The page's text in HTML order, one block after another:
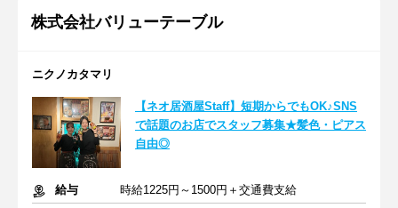
株式会社バリューテーブル
ニクノカタマリ
【ネオ居酒屋Staff】短期からでもOK♪SNS
で話題のお店でスタッフ募集★髪色・ピアス
自由◎
給与
時給1225円～1500円＋交通費支給